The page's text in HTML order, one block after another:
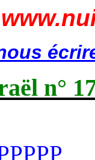
n°